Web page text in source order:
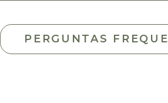
PERGUNTAS